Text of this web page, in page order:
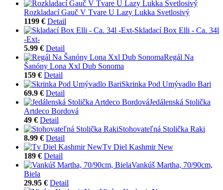
Rozkladací Gauč V Tvare U Lazy Lukka Svetlosivý
1199 € Detail
Skladací Box Elli - Ca. 34l
-Ext-
5.99 € Detail
Regál Na
Šanóny Lona Xxl Dub Sonoma
159 € Detail
Skrinka Pod Umývadlo Bari
69.9 € Detail
Jedálenská Stolička
Artdeco Bordová
49 € Detail
Stohovateľná Stolička Raki
8.99 € Detail
Tv Diel Kashmir New
189 € Detail
Vankúš Martha, 70/90cm,
Biela
29.95 € Detail